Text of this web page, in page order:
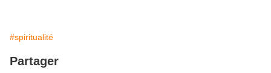
#spiritualité
Partager